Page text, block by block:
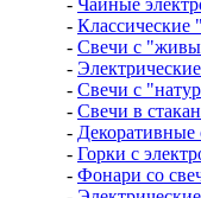
- Чайные
-
- Свечи с
-
- Свечи с
- Свечи в
- Декоративные
- Горки с
- Фонари со